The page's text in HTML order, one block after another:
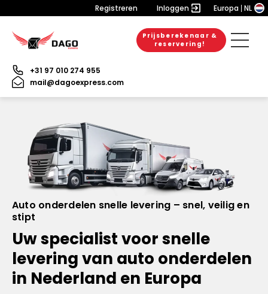
Registreren Inloggen Europa NL
Prijsberekenaar &
reservering!
+31 97 010 274 955
mail@dagoexpress.com
Auto onderdelen snelle levering – snel, veilig en
stipt
Uw specialist voor snelle
levering van auto onderdelen
in Nederland en Europa